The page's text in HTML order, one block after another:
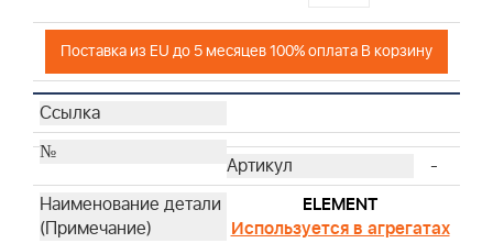
Поставка из EU до 5 месяцев 100% оплата В корзину
-
ELEMENT
Используется в агрегатах